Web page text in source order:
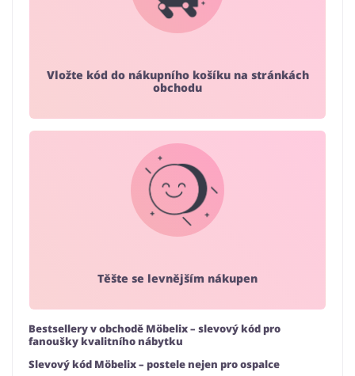
Vložte kód do nákupního košíku na stránkách
obchodu
Těšte se levnějším nákupen
Bestsellery v obchodě Möbelix – slevový kód pro
fanoušky kvalitního nábytku
Slevový kód Möbelix – postele nejen pro ospalce